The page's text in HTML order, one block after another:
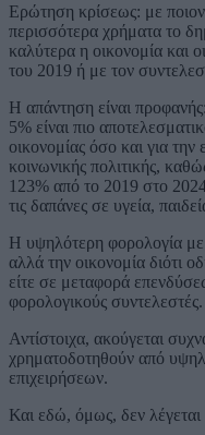
Ερώτηση κρίσεως: με
περισσότερα χρήματα το
καλύτερα η οικονομία και
του 2019 ή με τον
Η απάντηση είναι
5% είναι πιο
οικονομίας όσο και για
κοινωνικής πολιτικής,
123% από το 2019 στο
τις δαπάνες σε υγεία,
Η υψηλότερη φορολογία
αλλά την οικονομία διότι
είτε σε μεταφορά
φορολογικούς συντελεστές.
Αντίστοιχα, ακούγεται
χρηματοδοτηθούν από
επιχειρήσεων.
Και εδώ, όμως, δεν